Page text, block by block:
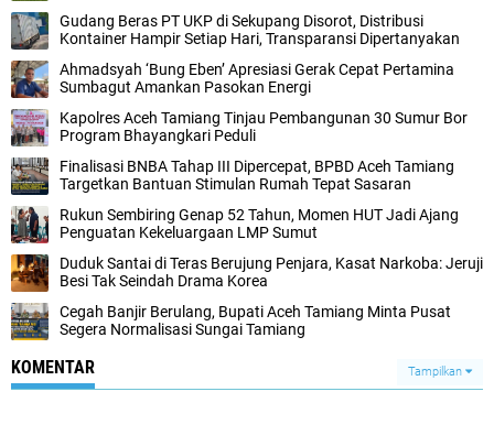
Gudang Beras PT UKP di Sekupang Disorot, Distribusi
Kontainer Hampir Setiap Hari, Transparansi Dipertanyakan
Ahmadsyah ‘Bung Eben’ Apresiasi Gerak Cepat Pertamina
Sumbagut Amankan Pasokan Energi
Kapolres Aceh Tamiang Tinjau Pembangunan 30 Sumur Bor
Program Bhayangkari Peduli
Finalisasi BNBA Tahap III Dipercepat, BPBD Aceh Tamiang
Targetkan Bantuan Stimulan Rumah Tepat Sasaran
Rukun Sembiring Genap 52 Tahun, Momen HUT Jadi Ajang
Penguatan Kekeluargaan LMP Sumut
Duduk Santai di Teras Berujung Penjara, Kasat Narkoba: Jeruji
Besi Tak Seindah Drama Korea
Cegah Banjir Berulang, Bupati Aceh Tamiang Minta Pusat
Segera Normalisasi Sungai Tamiang
KOMENTAR Tampilkan